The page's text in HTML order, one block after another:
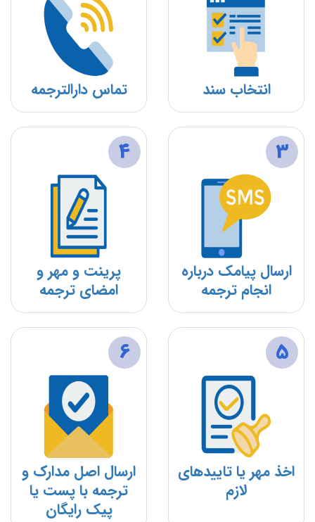
انتخاب سند تماس دارالترجمه
3
ارسال پیامک درباره
انجام ترجمه
4
پرینت و مهر و
امضای ترجمه
5
اخذ مهر یا تاییدهای
لازم
6
ارسال اصل مدارک و
ترجمه با پست یا
پیک رایگان